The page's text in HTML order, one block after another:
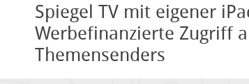
Spiegel TV mit eigener
Werbefinanzierte Zugriff
Themensenders